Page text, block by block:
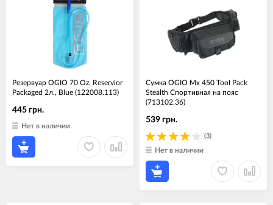
Резервуар OGIO 70 Oz. Reservior
Packaged 2л., Blue (122008.113)
445 грн.
Нет в наличии
Сумка OGIO Mx 450 Tool Pack
Stealth Спортивная на пояс
(713102.36)
(3)
539 грн.
Нет в наличии